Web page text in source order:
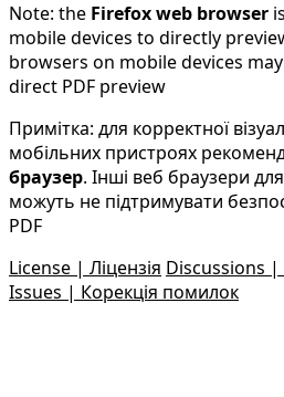
Note: the Firefox web browser
mobile devices to directly
browsers on mobile devices
direct PDF preview
Примітка: для корректної
мобільних пристроях
браузер. Інші веб браузери
можуть не підтримувати
PDF
License | Ліцензія Discussions
Issues | Корекція помилок